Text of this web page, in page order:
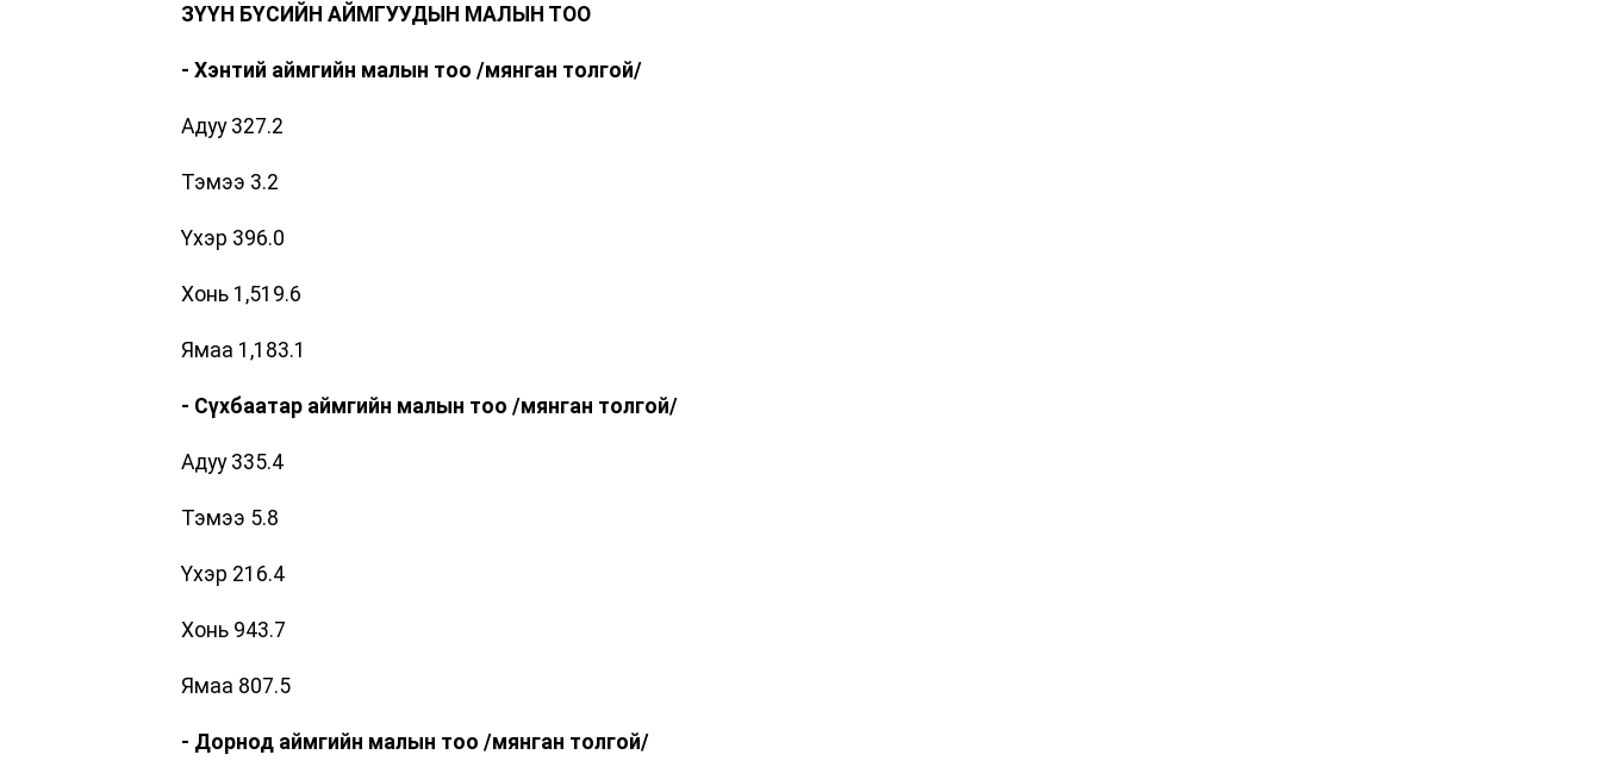
ЗҮҮН БҮСИЙН АЙМГУУДЫН МАЛЫН ТОО
- Хэнтий аймгийн малын тоо /мянган толгой/
Адуу 327.2
Тэмээ 3.2
Үхэр 396.0
Хонь 1,519.6
Ямаа 1,183.1
- Сүхбаатар аймгийн малын тоо /мянган толгой/
Адуу 335.4
Тэмээ 5.8
Үхэр 216.4
Хонь 943.7
Ямаа 807.5
- Дорнод аймгийн малын тоо /мянган толгой/